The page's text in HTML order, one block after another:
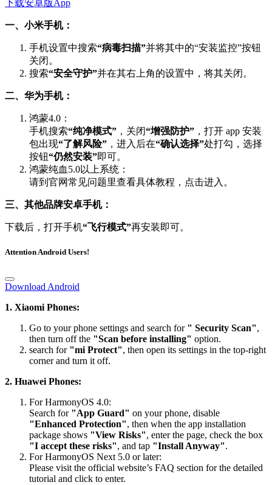
下载安卓版App
一、小米手机：
手机设置中搜索“病毒扫描”并将其中的“安装监控”按钮
关闭。
搜索“安全守护”并在其右上角的设置中，将其关闭。
二、华为手机：
鸿蒙4.0：
手机搜索“纯净模式” ，关闭“增强防护” ，打开 app 安装
包出现“了解风险” ，进入后在“确认选择”处打勾，选择
按钮“仍然安装”即可。
鸿蒙纯血5.0以上系统：
请到官网常见问题里查看具体教程，点击进入。
三、其他品牌安卓手机：
下载后，打开手机“飞行模式”再安装即可。
Attention Android Users!
Download Android
1. Xiaomi Phones:
Go to your phone settings and search for " Security Scan",
then turn off the "Scan before installing" option.
search for "mi Protect", then open its settings in the top-right
corner and turn it off.
2. Huawei Phones:
For HarmonyOS 4.0:
Search for "App Guard" on your phone, disable
"Enhanced Protection", then when the app installation
package shows "View Risks", enter the page, check the box
"I accept these risks", and tap "Install Anyway".
For HarmonyOS Next 5.0 or later:
Please visit the official website’s FAQ section for the detailed
tutorial and click to enter.